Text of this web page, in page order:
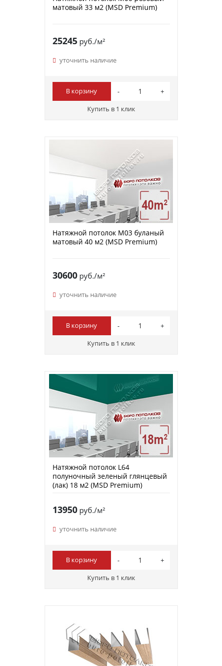
матовый 33 м2 (MSD Premium)
25245руб./м²
уточнить наличие
В корзину
Купить в 1 клик
Натяжной потолок M03 буланый
матовый 40 м2 (MSD Premium)
30600руб./м²
уточнить наличие
В корзину
Купить в 1 клик
Натяжной потолок L64
полуночный зеленый глянцевый
(лак) 18 м2 (MSD Premium)
13950руб./м²
уточнить наличие
В корзину
Купить в 1 клик